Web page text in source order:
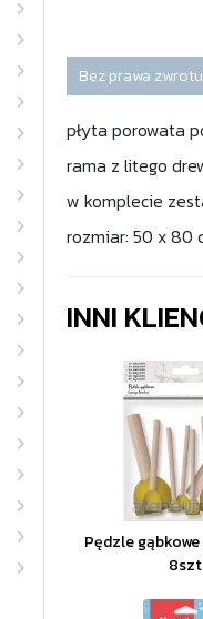
Bez prawa zwrotu
płyta porowata
rama z litego
w komplecie
rozmiar: 50 x 80
INNI
Pędzle
8szt